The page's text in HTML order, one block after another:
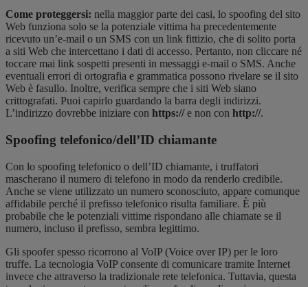
Come proteggersi: nella maggior parte dei casi, lo spoofing del sito
Web funziona solo se la potenziale vittima ha precedentemente
ricevuto un’e-mail o un SMS con un link fittizio, che di solito porta
a siti Web che intercettano i dati di accesso. Pertanto, non cliccare né
toccare mai link sospetti presenti in messaggi e-mail o SMS. Anche
eventuali errori di ortografia e grammatica possono rivelare se il sito
Web è fasullo. Inoltre, verifica sempre che i siti Web siano
crittografati. Puoi capirlo guardando la barra degli indirizzi.
L’indirizzo dovrebbe iniziare con https://e non con http://.
Spoofing telefonico/dell’ID chiamante
Con lo spoofing telefonico o dell’ID chiamante, i truffatori
mascherano il numero di telefono in modo da renderlo credibile.
Anche se viene utilizzato un numero sconosciuto, appare comunque
affidabile perché il prefisso telefonico risulta familiare. È più
probabile che le potenziali vittime rispondano alle chiamate se il
numero, incluso il prefisso, sembra legittimo.
Gli spoofer spesso ricorrono al VoIP (Voice over IP) per le loro
truffe. La tecnologia VoIP consente di comunicare tramite Internet
invece che attraverso la tradizionale rete telefonica. Tuttavia, questa